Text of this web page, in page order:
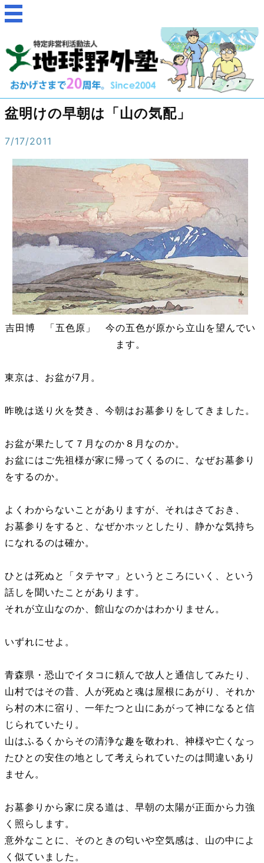
盆明けの早朝は「山の気配」
7/17/2011
吉田博 「五色原」 今の五色が原から立山を望んでい
ます。
東京は、お盆が7月。
昨晩は送り火を焚き、今朝はお墓参りをしてきました。
お盆が果たして７月なのか８月なのか。
お盆にはご先祖様が家に帰ってくるのに、なぜお墓参り
をするのか。
よくわからないことがありますが、それはさておき、
お墓参りをすると、なぜかホッとしたり、静かな気持ち
になれるのは確か。
ひとは死ぬと「タテヤマ」というところにいく、という
話しを聞いたことがあります。
それが立山なのか、館山なのかはわかりません。
いずれにせよ。
青森県・恐山でイタコに頼んで故人と通信してみたり、
山村ではその昔、人が死ぬと魂は屋根にあがり、それか
ら村の木に宿り、一年たつと山にあがって神になると信
じられていたり。
山はふるくからその清浄な趣を敬われ、神様や亡くなっ
たひとの安住の地として考えられていたのは間違いあり
ません。
お墓参りから家に戻る道は、早朝の太陽が正面から力強
く照らします。
意外なことに、そのときの匂いや空気感は、山の中によ
く似ていました。